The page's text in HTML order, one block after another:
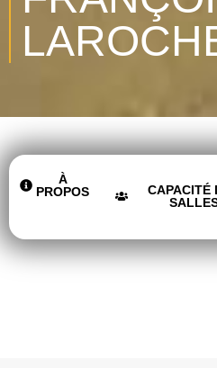
À
PROPOS
CAPACITÉ